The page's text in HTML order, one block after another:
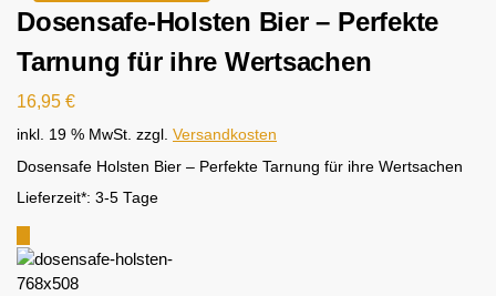
Dosensafe-Holsten Bier – Perfekte
Tarnung für ihre Wertsachen
16,95 €
inkl. 19 % MwSt. zzgl. Versandkosten
Dosensafe Holsten Bier – Perfekte Tarnung für ihre Wertsachen
Lieferzeit*: 3-5 Tage